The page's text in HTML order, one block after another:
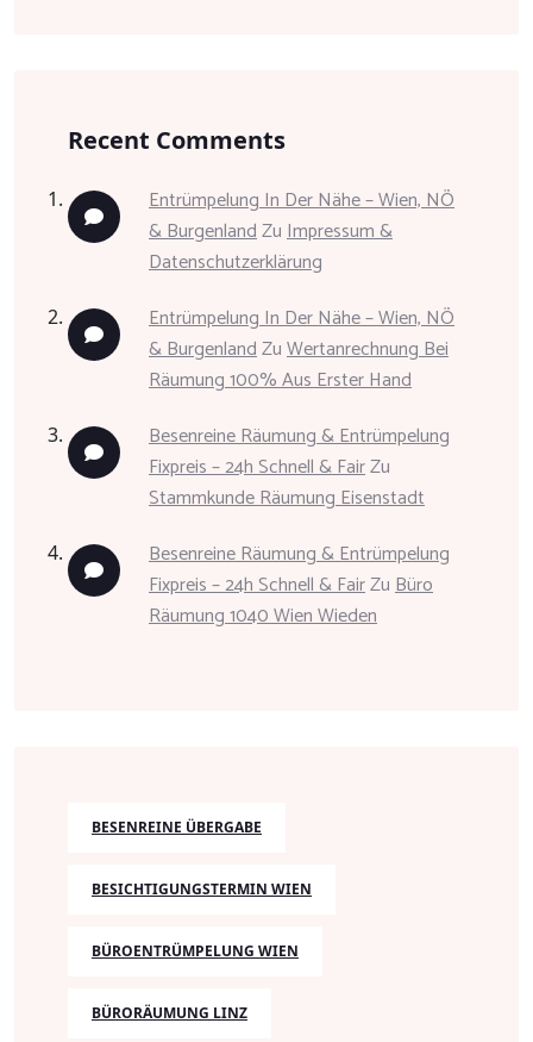
Recent Comments
Entrümpelung In Der Nähe – Wien, NÖ
& BurgenlandZuImpressum &
Datenschutzerklärung
Entrümpelung In Der Nähe – Wien, NÖ
& BurgenlandZuWertanrechnung Bei
Räumung 100% Aus Erster Hand
Besenreine Räumung & Entrümpelung
Fixpreis – 24h Schnell & FairZu
Stammkunde Räumung Eisenstadt
Besenreine Räumung & Entrümpelung
Fixpreis – 24h Schnell & FairZuBüro
Räumung 1040 Wien Wieden
BESENREINE ÜBERGABE
BESICHTIGUNGSTERMIN WIEN
BÜROENTRÜMPELUNG WIEN
BÜRORÄUMUNG LINZ